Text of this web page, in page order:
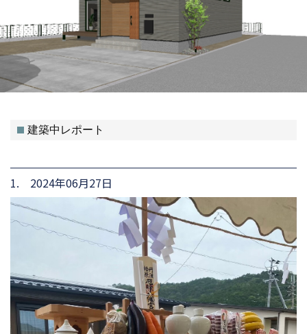
建築中レポート
1. 2024年06月27日